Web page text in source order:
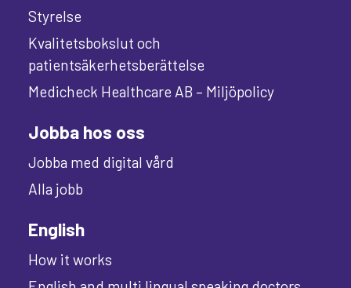
Styrelse
Kvalitetsbokslut och
patientsäkerhetsberättelse
Medicheck Healthcare AB – Miljöpolicy
Jobba hos oss
Jobba med digital vård
Alla jobb
English
How it works